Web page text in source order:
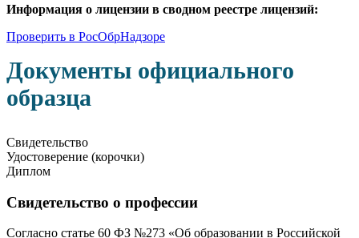
Информация о лицензии в сводном реестре лицензий:
Проверить в РосОбрНадзоре
Документы официального
образца
Свидетельство
Удостоверение (корочки)
Диплом
Свидетельство о профессии
Согласно статье 60 ФЗ №273 «Об образовании в Российской